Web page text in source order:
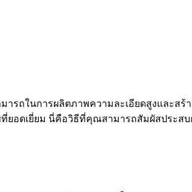
มารถในการผลิตภาพความละเอียดสูงและ
ดเยี่ยม นี่คือวิธีที่คุณสามารถสัมผัสประสบ